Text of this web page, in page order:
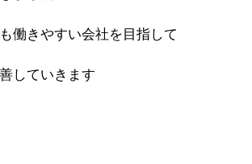
働きやすい会社を目指して
していきます